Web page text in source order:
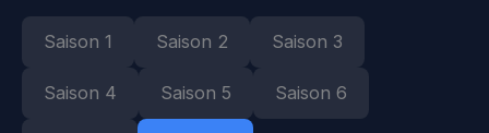
Saison 1 Saison 2 Saison 3
Saison 4 Saison 5 Saison 6